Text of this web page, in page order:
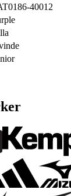
40012